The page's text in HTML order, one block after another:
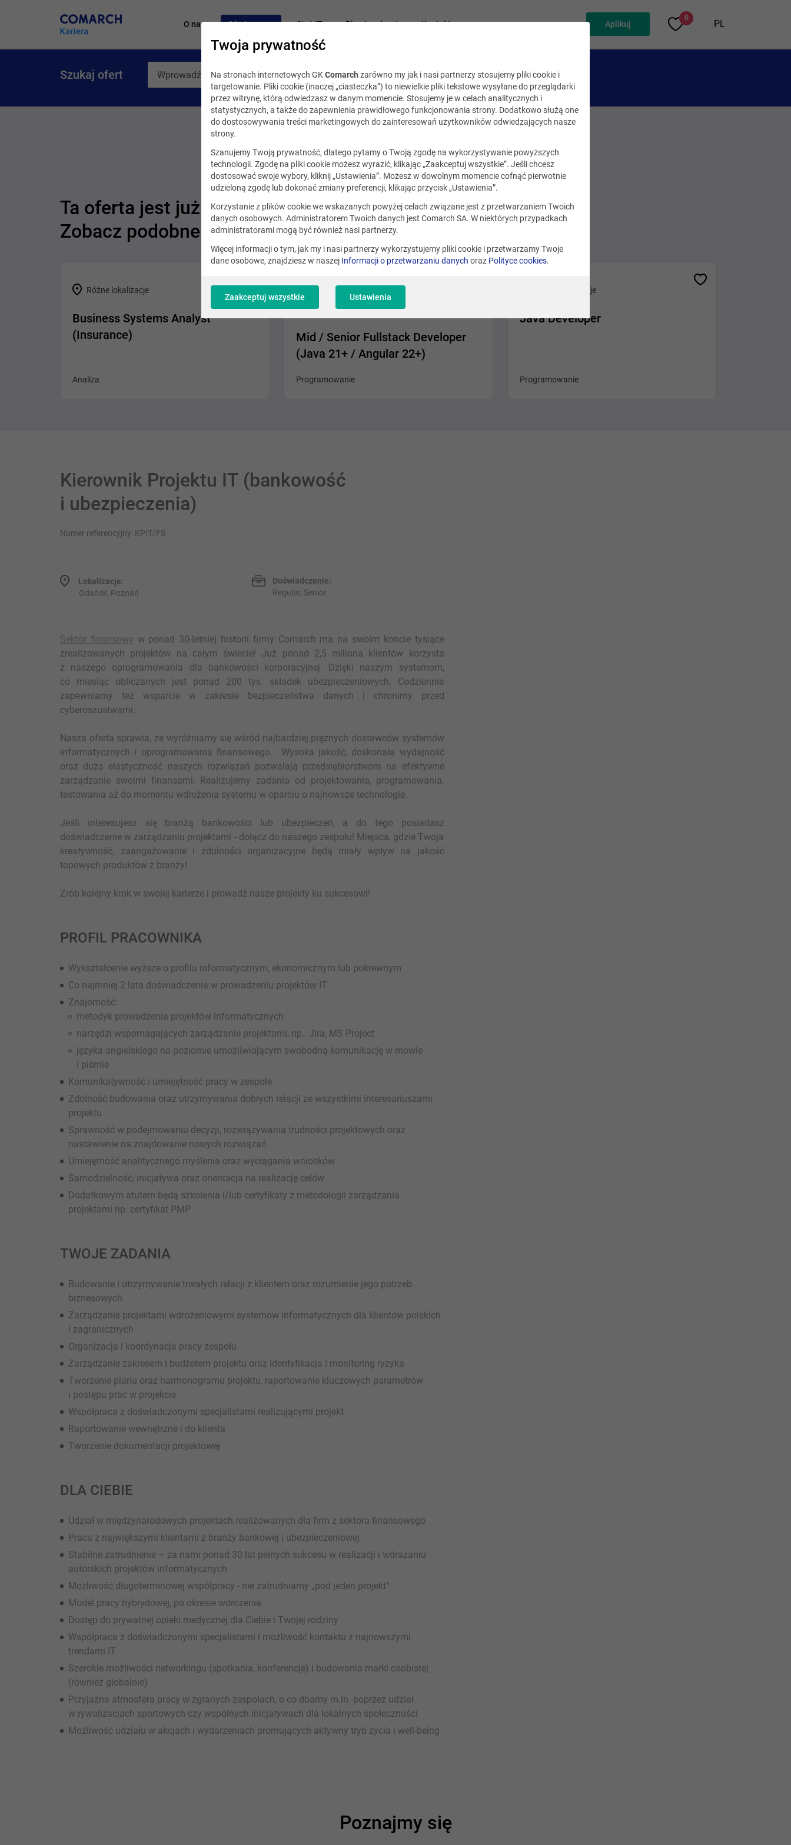
O nas Oferty pracy Staż IT Blog i podcast Kontakt Aplikuj
0
PL
Szukaj ofert
Ta oferta jest już nieaktualna.
Zobacz podobne oferty
Różne lokalizacje
Business Systems Analyst
(Insurance)
Analiza
Różne lokalizacje
Mid / Senior Fullstack Developer
(Java 21+ / Angular 22+)
Programowanie
Różne lokalizacje
Java Developer
Programowanie
Kierownik Projektu IT (bankowość
i ubezpieczenia)
Numer referencyjny: KPIT/FS
Lokalizacje:
Gdańsk, Poznań
Doświadczenie:
Regular, Senior
Sektor finansowy w ponad 30-letniej historii firmy Comarch ma na swoim koncie tysiące
zrealizowanych projektów na całym świecie! Już ponad 2,5 miliona klientów korzysta
z naszego oprogramowania dla bankowości korporacyjnej. Dzięki naszym systemom,
co miesiąc obliczanych jest ponad 200 tys. składek ubezpieczeniowych. Codziennie
zapewniamy też wsparcie w zakresie bezpieczeństwa danych i chronimy przed
cyberoszustwami.
Nasza oferta sprawia, że wyróżniamy się wśród najbardziej prężnych dostawców systemów
informatycznych i oprogramowania finansowego. Wysoka jakość, doskonała wydajność
oraz duża elastyczność naszych rozwiązań pozwalają przedsiębiorstwom na efektywne
zarządzanie swoimi finansami. Realizujemy zadania od projektowania, programowania,
testowania aż do momentu wdrożenia systemu w oparciu o najnowsze technologie.
Jeśli interesujesz się branżą bankowości lub ubezpieczeń, a do tego posiadasz
doświadczenie w zarządzaniu projektami - dołącz do naszego zespołu! Miejsca, gdzie Twoja
kreatywność, zaangażowanie i zdolności organizacyjne będą miały wpływ na jakość
topowych produktów z branży!
Zrób kolejny krok w swojej karierze i prowadź nasze projekty ku sukcesowi!
PROFIL PRACOWNIKA
Wykształcenie wyższe o profilu informatycznym, ekonomicznym lub pokrewnym
Co najmniej 2 lata doświadczenia w prowadzeniu projektów IT
Znajomość:
metodyk prowadzenia projektów informatycznych
narzędzi wspomagających zarządzanie projektami, np.: Jira, MS Project
języka angielskiego na poziomie umożliwiającym swobodną komunikację w mowie
i piśmie
Komunikatywność i umiejętność pracy w zespole
Zdolność budowania oraz utrzymywania dobrych relacji ze wszystkimi interesariuszami
projektu
Sprawność w podejmowaniu decyzji, rozwiązywania trudności projektowych oraz
nastawienie na znajdowanie nowych rozwiązań
Umiejętność analitycznego myślenia oraz wyciągania wniosków
Samodzielność, inicjatywa oraz orientacja na realizację celów
Dodatkowym atutem będą szkolenia i/lub certyfikaty z metodologii zarządzania
projektami np. certyfikat PMP
TWOJE ZADANIA
Budowanie i utrzymywanie trwałych relacji z klientem oraz rozumienie jego potrzeb
biznesowych
Zarządzanie projektami wdrożeniowymi systemów informatycznych dla klientów polskich
i zagranicznych
Organizacja i koordynacja pracy zespołu
Zarządzanie zakresem i budżetem projektu oraz identyfikacja i monitoring ryzyka
Tworzenie planu oraz harmonogramu projektu, raportowanie kluczowych parametrów
i postępu prac w projekcie
Współpraca z doświadczonymi specjalistami realizującymi projekt
Raportowanie wewnętrzne i do klienta
Tworzenie dokumentacji projektowej
DLA CIEBIE
Udział w międzynarodowych projektach realizowanych dla firm z sektora finansowego
Praca z największymi klientami z branży bankowej i ubezpieczeniowej
Stabilne zatrudnienie – za nami ponad 30 lat pełnych sukcesu w realizacji i wdrażaniu
autorskich projektów informatycznych
Możliwość długoterminowej współpracy - nie zatrudniamy „pod jeden projekt”
Model pracy hybrydowej, po okresie wdrożenia
Dostęp do prywatnej opieki medycznej dla Ciebie i Twojej rodziny
Współpraca z doświadczonymi specjalistami i możliwość kontaktu z najnowszymi
trendami IT
Szerokie możliwości networkingu (spotkania, konferencje) i budowania marki osobistej
(również globalnie)
Przyjazna atmosfera pracy w zgranych zespołach, o co dbamy m.in. poprzez udział
w rywalizacjach sportowych czy wspólnych inicjatywach dla lokalnych społeczności
Możliwość udziału w akcjach i wydarzeniach promujących aktywny tryb życia i well-being
Poznajmy się
Twoja prywatność
Na stronach internetowych GKComarch zarówno my jak i nasi partnerzy stosujemy pliki cookie i
targetowanie. Pliki cookie (inaczej „ciasteczka”) to niewielkie pliki tekstowe wysyłane do przeglądarki
przez witrynę, którą odwiedzasz w danym momencie. Stosujemy je w celach analitycznych i
statystycznych, a także do zapewnienia prawidłowego funkcjonowania strony. Dodatkowo służą one
do dostosowywania treści marketingowych do zainteresowań użytkowników odwiedzających nasze
strony.
Szanujemy Twoją prywatność, dlatego pytamy o Twoją zgodę na wykorzystywanie powyższych
technologii. Zgodę na pliki cookie możesz wyrazić, klikając „Zaakceptuj wszystkie”. Jeśli chcesz
dostosować swoje wybory, kliknij „Ustawienia”. Możesz w dowolnym momencie cofnąć pierwotnie
udzieloną zgodę lub dokonać zmiany preferencji, klikając przycisk „Ustawienia”.
Korzystanie z plików cookie we wskazanych powyżej celach związane jest z przetwarzaniem Twoich
danych osobowych. Administratorem Twoich danych jest Comarch SA. W niektórych przypadkach
administratorami mogą być również nasi partnerzy.
Więcej informacji o tym, jak my i nasi partnerzy wykorzystujemy pliki cookie i przetwarzamy Twoje
dane osobowe, znajdziesz w naszej Informacji o przetwarzaniu danych oraz Polityce cookies.
Zaakceptuj wszystkie Ustawienia